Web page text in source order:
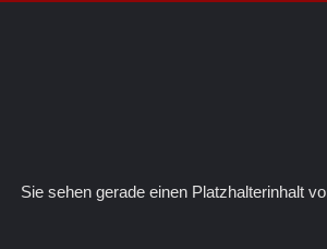
Sie sehen gerade einen Platzhalterinhalt